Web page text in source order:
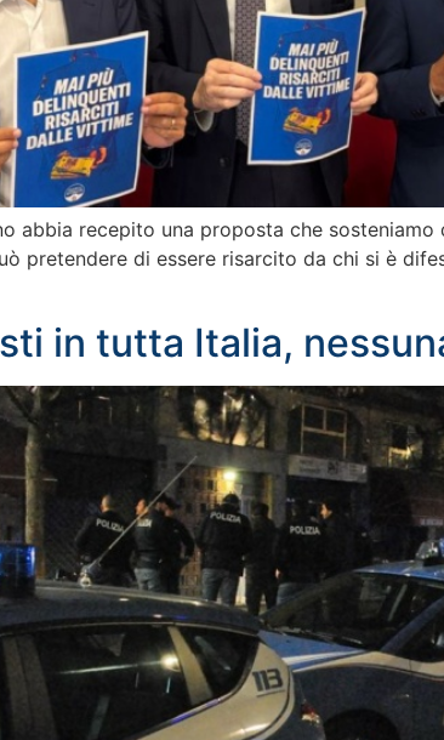
abbia recepito una proposta che
pretendere di essere risarcito da chi si è
in tutta Italia,